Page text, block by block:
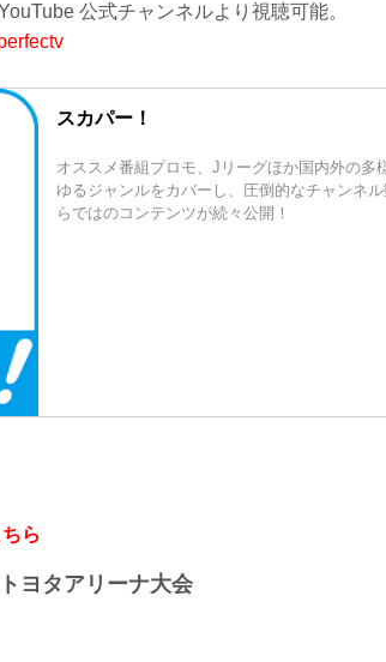
公式チャンネルより視聴可能。
スカパー！
オススメ番組プロモ、Jリーグほか国内外の多
ゆるジャンルをカバーし、圧倒的なチャンネ
らではのコンテンツが続々公開！
ら
ヨタアリーナ大会